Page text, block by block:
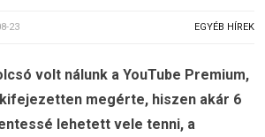
23 EGYÉB HÍREK
volt nálunk a YouTube Premium,
megérte, hiszen akár 6
lehetett vele tenni, a